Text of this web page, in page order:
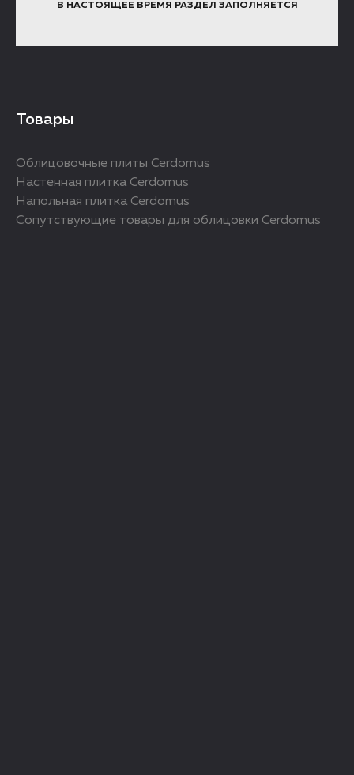
В НАСТОЯЩЕЕ ВРЕМЯ РАЗДЕЛ ЗАПОЛНЯЕТСЯ
Товары
Облицовочные плиты Cerdomus
Настенная плитка Cerdomus
Напольная плитка Cerdomus
Сопутствующие товары для облицовки Cerdomus